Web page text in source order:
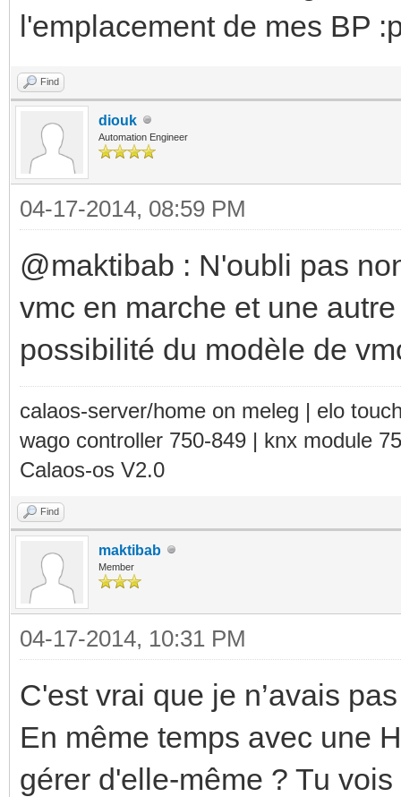
l'emplacement de mes BP
Find
diouk
Automation Engineer
04-17-2014, 08:59 PM
@maktibab : N'oubli pas
vmc en marche et une
possibilité du modèle de
calaos-server/home on meleg | elo
wago controller 750-849 | knx module
Calaos-os V2.0
Find
maktibab
Member
04-17-2014, 10:31 PM
C'est vrai que je n’avais
En même temps avec une
gérer d'elle-même ? Tu